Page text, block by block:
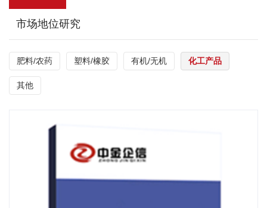
市场地位研究
肥料/农药 塑料/橡胶 有机/无机 化工产品
其他